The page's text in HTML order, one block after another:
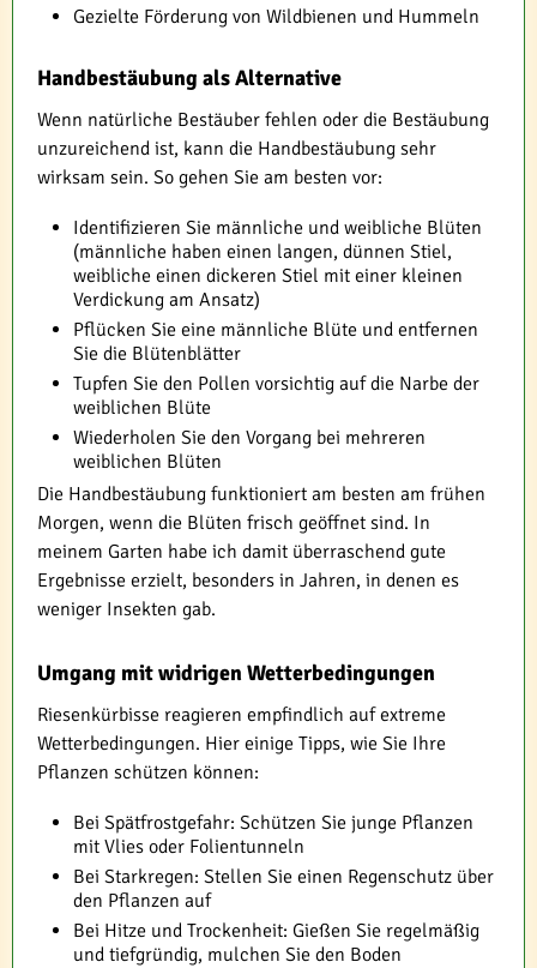
Gezielte Förderung von Wildbienen und Hummeln
Handbestäubung als Alternative
Wenn natürliche Bestäuber fehlen oder die Bestäubung
unzureichend ist, kann die Handbestäubung sehr
wirksam sein. So gehen Sie am besten vor:
Identifizieren Sie männliche und weibliche Blüten
(männliche haben einen langen, dünnen Stiel,
weibliche einen dickeren Stiel mit einer kleinen
Verdickung am Ansatz)
Pflücken Sie eine männliche Blüte und entfernen
Sie die Blütenblätter
Tupfen Sie den Pollen vorsichtig auf die Narbe der
weiblichen Blüte
Wiederholen Sie den Vorgang bei mehreren
weiblichen Blüten
Die Handbestäubung funktioniert am besten am frühen
Morgen, wenn die Blüten frisch geöffnet sind. In
meinem Garten habe ich damit überraschend gute
Ergebnisse erzielt, besonders in Jahren, in denen es
weniger Insekten gab.
Umgang mit widrigen Wetterbedingungen
Riesenkürbisse reagieren empfindlich auf extreme
Wetterbedingungen. Hier einige Tipps, wie Sie Ihre
Pflanzen schützen können:
Bei Spätfrostgefahr: Schützen Sie junge Pflanzen
mit Vlies oder Folientunneln
Bei Starkregen: Stellen Sie einen Regenschutz über
den Pflanzen auf
Bei Hitze und Trockenheit: Gießen Sie regelmäßig
und tiefgründig, mulchen Sie den Boden